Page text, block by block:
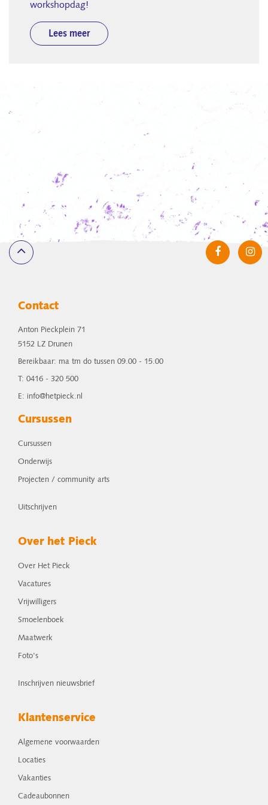
workshopdag!
Lees meer
Contact
Anton Pieckplein 71
5152 LZ Drunen
Bereikbaar: ma tm do tussen 09.00 - 15.00
T: 0416 - 320 500
E: info@hetpieck.nl
Cursussen
Cursussen
Onderwijs
Projecten / community arts
Uitschrijven
Over het Pieck
Over Het Pieck
Vacatures
Vrijwilligers
Smoelenboek
Maatwerk
Foto's
Inschrijven nieuwsbrief
Klantenservice
Algemene voorwaarden
Locaties
Vakanties
Cadeaubonnen